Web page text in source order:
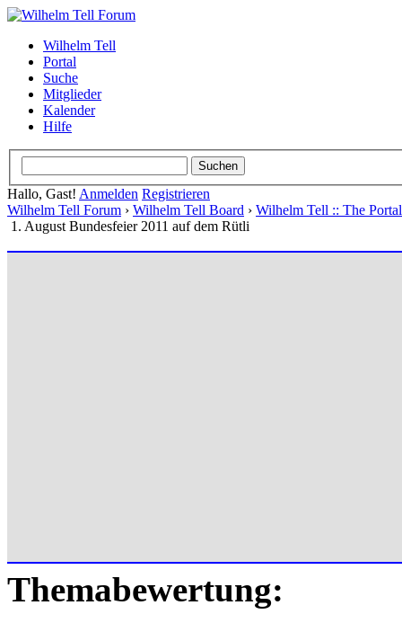
Wilhelm Tell
Portal
Suche
Mitglieder
Kalender
Hilfe
Hallo, Gast! Anmelden Registrieren
Wilhelm Tell Forum › Wilhelm Tell Board › Wilhelm Tell :: The
1. August Bundesfeier 2011 auf dem Rütli
Themabewertung: